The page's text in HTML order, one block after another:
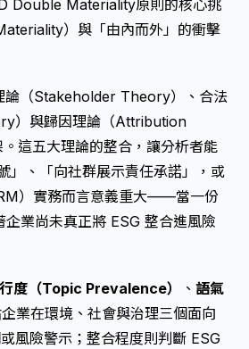
Double Materiality原則的核心挑
）與「由內而外」的衝擊
論（Stakeholder Theory）、合法
）與歸因理論（Attribution
這五大理論的整合，讓分析者能
」、「向社群展示責任承諾」，或
）實務而言意義重大——當一份
業尚未真正將 ESG 整合進風險
度（Topic Prevalence） 、 語氣
業在環境、社會與治理三個面向
風險警示；整合程度則判斷 ESG